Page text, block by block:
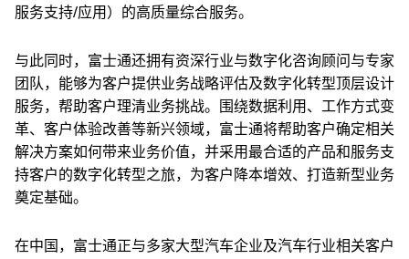
服务支持/应用）的高质量综合服务。
与此同时，富士通还拥有资深行业与数字化咨询顾问与专家
团队，能够为客户提供业务战略评估及数字化转型顶层设计
服务，帮助客户理清业务挑战。围绕数据利用、工作方式变
革、客户体验改善等新兴领域，富士通将帮助客户确定相关
解决方案如何带来业务价值，并采用最合适的产品和服务支
持客户的数字化转型之旅，为客户降本增效、打造新型业务
奠定基础。
在中国，富士通正与多家大型汽车企业及汽车行业相关客户